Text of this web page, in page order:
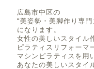
広島市中区の
"美姿勢・美脚作り専
になります。
女性の美しいスタイル
ピラティスリフォーマ
マシンピラティスを用
あなたの美しいスタイ